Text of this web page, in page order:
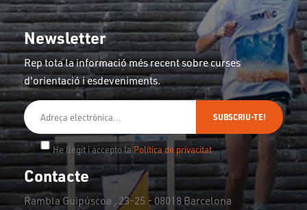
Newsletter
Rep tota la informació més recent sobre curses
d'orientació i esdeveniments.
SUBSCRIU-TE!
He llegit i accepto la Política de privacitat
Contacte
Rambla Guipúscoa , 23-25 - 08018 Barcelona